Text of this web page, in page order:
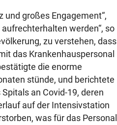
und großes Engagement“,
werden“, so
zu verstehen, dass
das Krankenhauspersonal
die enorme
stünde, und berichtete
an Covid-19, deren
auf der Intensivstation
was für das Personal